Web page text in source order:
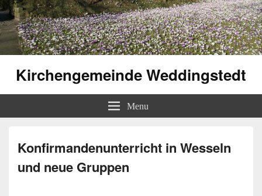
Kirchengemeinde Weddingstedt
Menu
Konfirmandenunterricht in Wesseln
und neue Gruppen